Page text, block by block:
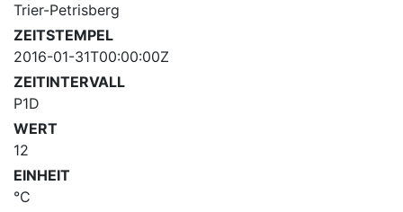
Trier-Petrisberg
ZEITSTEMPEL
2016-01-31T00:00:00Z
ZEITINTERVALL
P1D
WERT
12
EINHEIT
°C